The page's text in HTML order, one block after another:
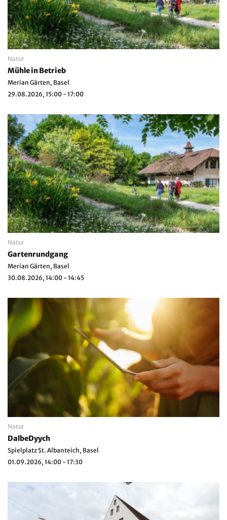
Natur
Mühle in Betrieb
Merian Gärten, Basel
29.08.2026, 15:00 - 17:00
Natur
Gartenrundgang
Merian Gärten, Basel
30.08.2026, 14:00 - 14:45
Natur
DalbeDyych
Spielplatz St. Albanteich, Basel
01.09.2026, 14:00 - 17:30